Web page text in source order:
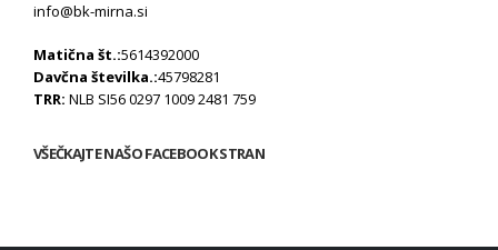
info@bk-mirna.si
Matična št.:5614392000
Davčna številka.:45798281
TRR: NLB SI56 0297 1009 2481 759
VŠEČKAJTE NAŠO FACEBOOK STRAN